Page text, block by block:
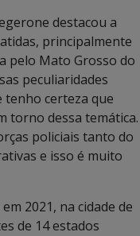
destacou a
principalmente
pelo Mato Grosso do
peculiaridades
tenho certeza que
torno dessa temática.
policiais tanto do
e isso é muito
2021, na cidade de
de 14 estados